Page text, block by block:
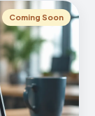
Coming Soon